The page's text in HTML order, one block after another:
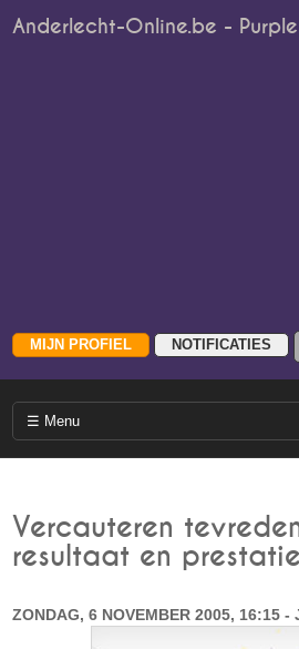
Anderlecht-Online.be -
Vercauteren
resultaat en prestatie
ZONDAG, 6 NOVEMBER 2005, 16:15 -